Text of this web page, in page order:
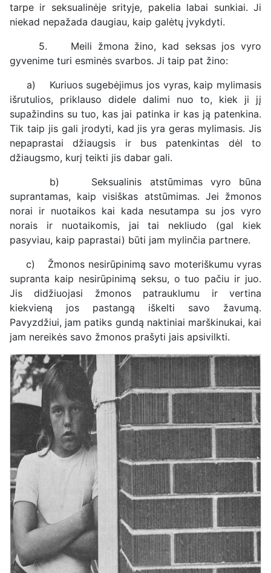
tarpe ir seksualinėje srityje, pakelia labai sunkiai. Ji
niekad nepažada daugiau, kaip galėtų įvykdyti.
5. Meili žmona žino, kad seksas jos vyro
gyvenime turi esminės svarbos. Ji taip pat žino:
a) Kuriuos sugebėjimus jos vyras, kaip mylimasis
išrutulios, priklauso didele dalimi nuo to, kiek ji jį
supažindins su tuo, kas jai patinka ir kas ją patenkina.
Tik taip jis gali įrodyti, kad jis yra geras mylimasis. Jis
nepaprastai džiaugsis ir bus patenkintas dėl to
džiaugsmo, kurį teikti jis dabar gali.
b) Seksualinis atstūmimas vyro būna
suprantamas, kaip visiškas atstūmimas. Jei žmonos
norai ir nuotaikos kai kada nesutampa su jos vyro
norais ir nuotaikomis, jai tai nekliudo (gal kiek
pasyviau, kaip paprastai) būti jam mylinčia partnere.
c) Žmonos nesirūpinimą savo moteriškumu vyras
supranta kaip nesirūpinimą seksu, o tuo pačiu ir juo.
Jis didžiuojasi žmonos patrauklumu ir vertina
kiekvieną jos pastangą iškelti savo žavumą.
Pavyzdžiui, jam patiks gundą naktiniai marškinukai, kai
jam nereikės savo žmonos prašyti jais apsivilkti.